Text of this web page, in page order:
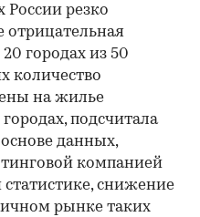
России резко
отрицательная
городах из 50
количество
на жилье
подсчитала
данных,
компанией
статистике, снижение
рынке таких